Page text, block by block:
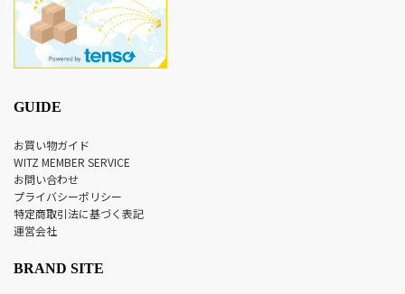
GUIDE
お買い物ガイド
WITZ MEMBER SERVICE
お問い合わせ
プライバシーポリシー
特定商取引法に基づく表記
運営会社
BRAND SITE